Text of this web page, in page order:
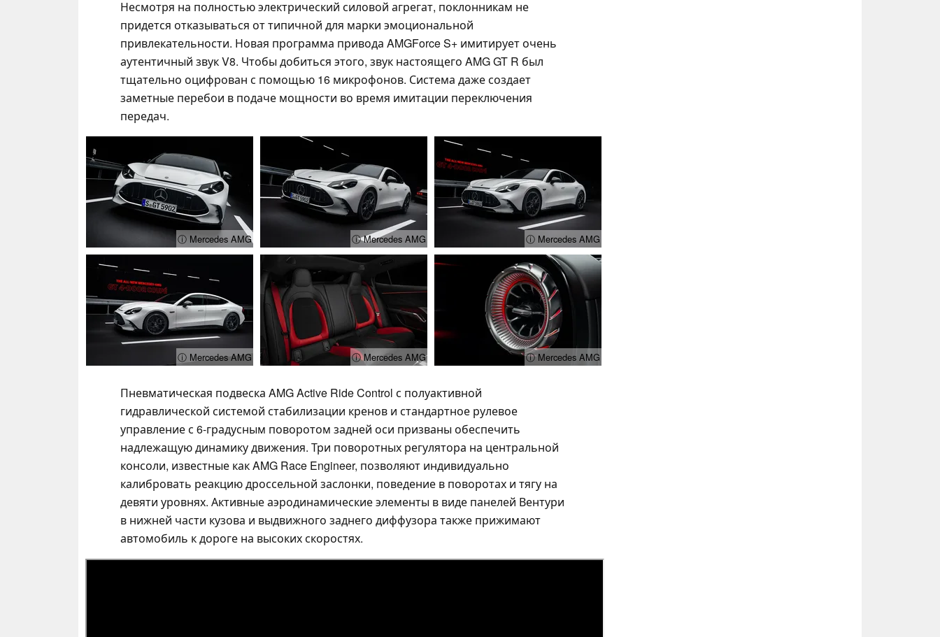
Несмотря на полностью электрический силовой агрегат, поклонникам не
придется отказываться от типичной для марки эмоциональной
привлекательности. Новая программа привода AMGForce S+ имитирует очень
аутентичный звук V8. Чтобы добиться этого, звук настоящего AMG GT R был
тщательно оцифрован с помощью 16 микрофонов. Система даже создает
заметные перебои в подаче мощности во время имитации переключения
передач.
ⓘ Mercedes AMG ⓘ Mercedes AMG ⓘ Mercedes AMG
ⓘ Mercedes AMG ⓘ Mercedes AMG ⓘ Mercedes AMG
Пневматическая подвеска AMG Active Ride Control с полуактивной
гидравлической системой стабилизации кренов и стандартное рулевое
управление с 6-градусным поворотом задней оси призваны обеспечить
надлежащую динамику движения. Три поворотных регулятора на центральной
консоли, известные как AMG Race Engineer, позволяют индивидуально
калибровать реакцию дроссельной заслонки, поведение в поворотах и тягу на
девяти уровнях. Активные аэродинамические элементы в виде панелей Вентури
в нижней части кузова и выдвижного заднего диффузора также прижимают
автомобиль к дороге на высоких скоростях.